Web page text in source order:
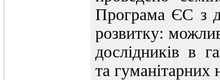
Програма ЄС з
розвитку:
дослідників в
та гуманітарних